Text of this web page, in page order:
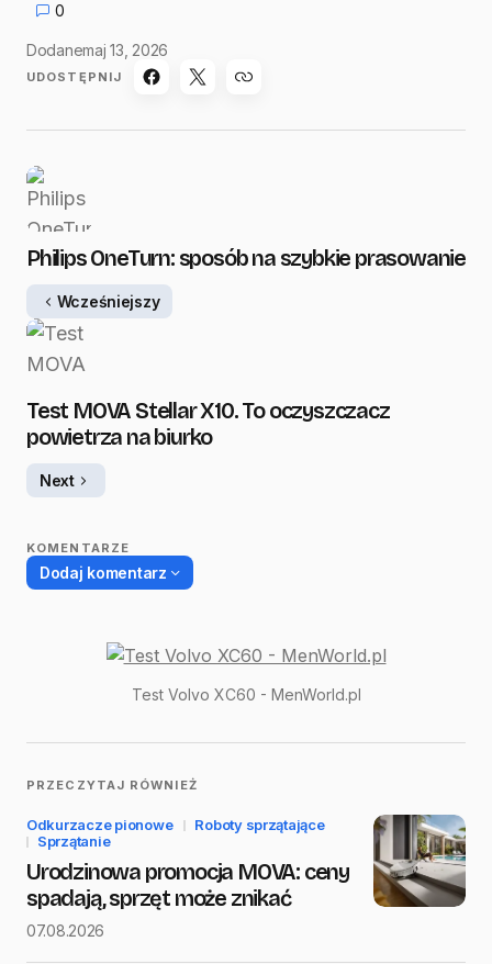
0
Dodanemaj 13, 2026
UDOSTĘPNIJ
Philips OneTurn: sposób na szybkie prasowanie
Wcześniejszy
Test MOVA Stellar X10. To oczyszczacz
powietrza na biurko
Next
KOMENTARZE
Dodaj komentarz
Wymagane pola są oznaczone*
Message
E-mail*
Test Volvo XC60 - MenWorld.pl
PRZECZYTAJ RÓWNIEŻ
Odkurzacze pionowe
Roboty sprzątające
Sprzątanie
Urodzinowa promocja MOVA: ceny
spadają, sprzęt może znikać
07.08.2026